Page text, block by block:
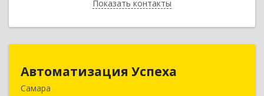
Показать контакты
Назад
Автоматизация Успеха
Самара